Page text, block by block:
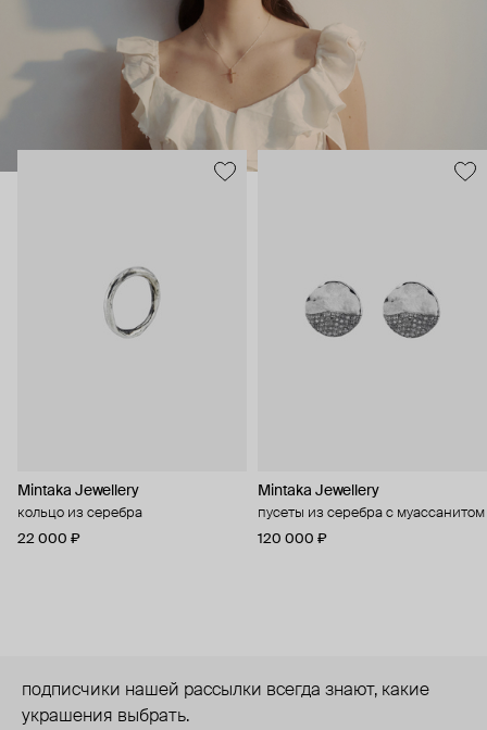
Mintaka Jewellery
кольцо из серебра
22 000 ₽
Mintaka Jewellery
пусеты из серебра с муассанитом
120 000 ₽
подписчики нашей рассылки всегда знают, какие
украшения выбрать.